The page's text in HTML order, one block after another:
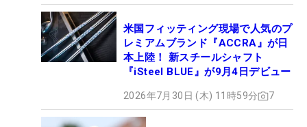
米国フィッティング現場で人気のプ
レミアムブランド『ACCRA』が日
本上陸！ 新スチールシャフト
『iSteel BLUE』が9月4日デビュー
2026年7月30日 (木) 11時59分 7